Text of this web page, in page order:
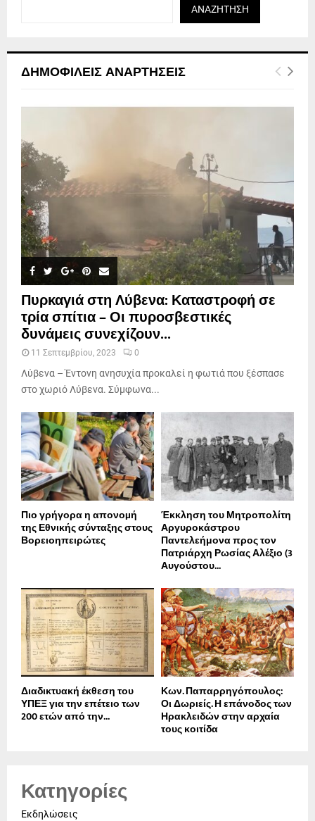
ΑΝΑΖΉΤΗΣΗ
ΔΗΜΟΦΙΛΕΊΣ ΑΝΑΡΤΉΣΕΙΣ
Πυρκαγιά στη Λύβενα: Καταστροφή σε
τρία σπίτια – Οι πυροσβεστικές
δυνάμεις συνεχίζουν...
11 Σεπτεμβρίου, 2023 0
Λύβενα – Έντονη ανησυχία προκαλεί η φωτιά που ξέσπασε
στο χωριό Λύβενα. Σύμφωνα...
Πιο γρήγορα η απονοµή
της Εθνικής σύνταξης στους
Βορειοηπειρώτες
Έκκληση του Μητροπολίτη
Αργυροκάστρου
Παντελεήμονα προς τον
Πατριάρχη Ρωσίας Αλέξιο (3
Αυγούστου...
Διαδικτυακή έκθεση του
ΥΠΕΞ για την επέτειο των
200 ετών από την...
Κων. Παπαρρηγόπουλος:
Οι Δωριείς. Η επάνοδος των
Ηρακλειδών στην αρχαία
τους κοιτίδα
Κατηγορίες
Εκδηλώσεις